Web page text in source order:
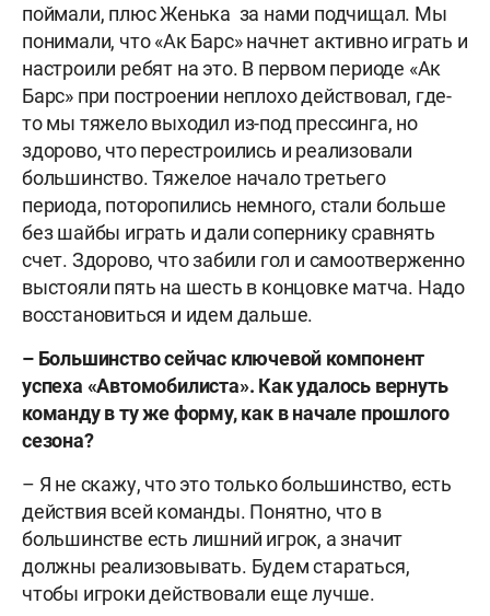
поймали, плюс Женька за нами подчищал. Мы
понимали, что «Ак Барс» начнет активно играть и
настроили ребят на это. В первом периоде «Ак
Барс» при построении неплохо действовал, где-
то мы тяжело выходил из-под прессинга, но
здорово, что перестроились и реализовали
большинство. Тяжелое начало третьего
периода, поторопились немного, стали больше
без шайбы играть и дали сопернику сравнять
счет. Здорово, что забили гол и самоотверженно
выстояли пять на шесть в концовке матча. Надо
восстановиться и идем дальше.
– Большинство сейчас ключевой компонент
успеха «Автомобилиста». Как удалось вернуть
команду в ту же форму, как в начале прошлого
сезона?
– Я не скажу, что это только большинство, есть
действия всей команды. Понятно, что в
большинстве есть лишний игрок, а значит
должны реализовывать. Будем стараться,
чтобы игроки действовали еще лучше.